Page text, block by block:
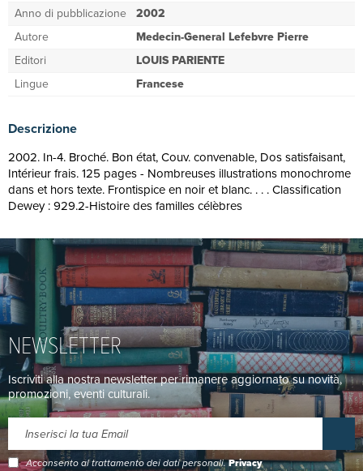
Anno di pubblicazione 2002
Autore
Medecin-General Lefebvre Pierre
Editori
LOUIS PARIENTE
Lingue
Francese
Descrizione
2002. In-4. Broché. Bon état, Couv. convenable, Dos satisfaisant,
Intérieur frais. 125 pages - Nombreuses illustrations monochrome
dans et hors texte. Frontispice en noir et blanc. . . . Classification
Dewey : 929.2-Histoire des familles célèbres
NEWSLETTER
Iscriviti alla nostra newsletter per rimanere aggiornato su novità,
promozioni, eventi culturali.
Acconsento al trattamento dei dati personali.Privacy